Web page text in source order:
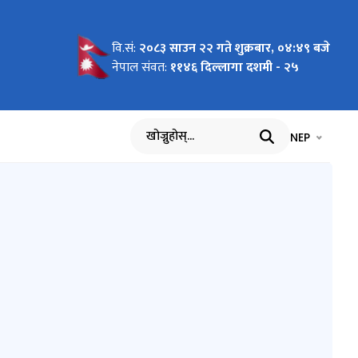
!!! वि.सं: २०८३ साउन २२ गते शुक्रबार, ०४:४९ बजे
नेपाल संवत: ११४६ दिल्लागा दशमी - २५
खोज्नुहोस् भाषा चयन
NEP